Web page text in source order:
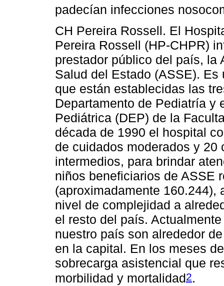
padecían infecciones
CH Pereira Rossell. El
Pereira Rossell (HP-CHPR)
prestador público del país, la
Salud del Estado (ASSE).
que están establecidas las
Departamento de Pediatría y
Pediátrica (DEP) de la
década de 1990 el hospital
de cuidados moderados y
intermedios, para brindar
niños beneficiarios de ASSE
(aproximadamente 160.244),
nivel de complejidad a
el resto del país.
nuestro país son alrededor
en la capital. En los meses
sobrecarga asistencial que
morbilidad y mortalidad2.